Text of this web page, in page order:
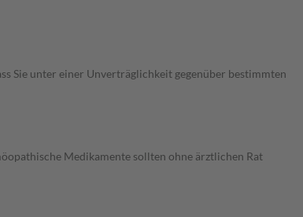
Sie unter einer Unverträglichkeit gegenüber bestimmten
Medikamente sollten ohne ärztlichen Rat